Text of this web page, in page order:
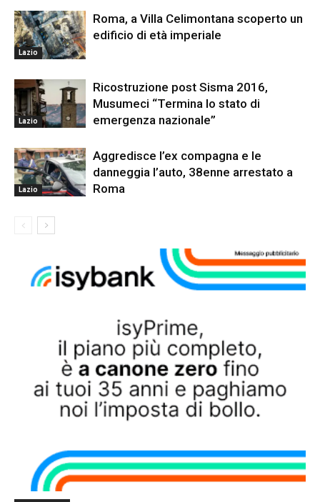
Lazio
Roma, a Villa Celimontana scoperto un
edificio di età imperiale
Lazio
Ricostruzione post Sisma 2016,
Musumeci “Termina lo stato di
emergenza nazionale”
Lazio
Aggredisce l’ex compagna e le
danneggia l’auto, 38enne arrestato a
Roma